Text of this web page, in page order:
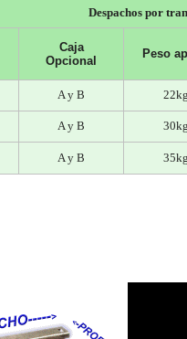
Despachos por
Caja
Opcional
Peso
A y B
A y B
A y B